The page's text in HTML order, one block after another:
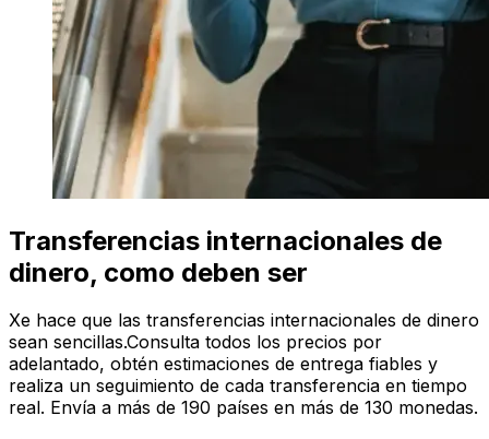
Transferencias internacionales de
dinero, como deben ser
Xe hace que las transferencias internacionales de dinero
sean sencillas.Consulta todos los precios por
adelantado, obtén estimaciones de entrega fiables y
realiza un seguimiento de cada transferencia en tiempo
real. Envía a más de 190 países en más de 130 monedas.